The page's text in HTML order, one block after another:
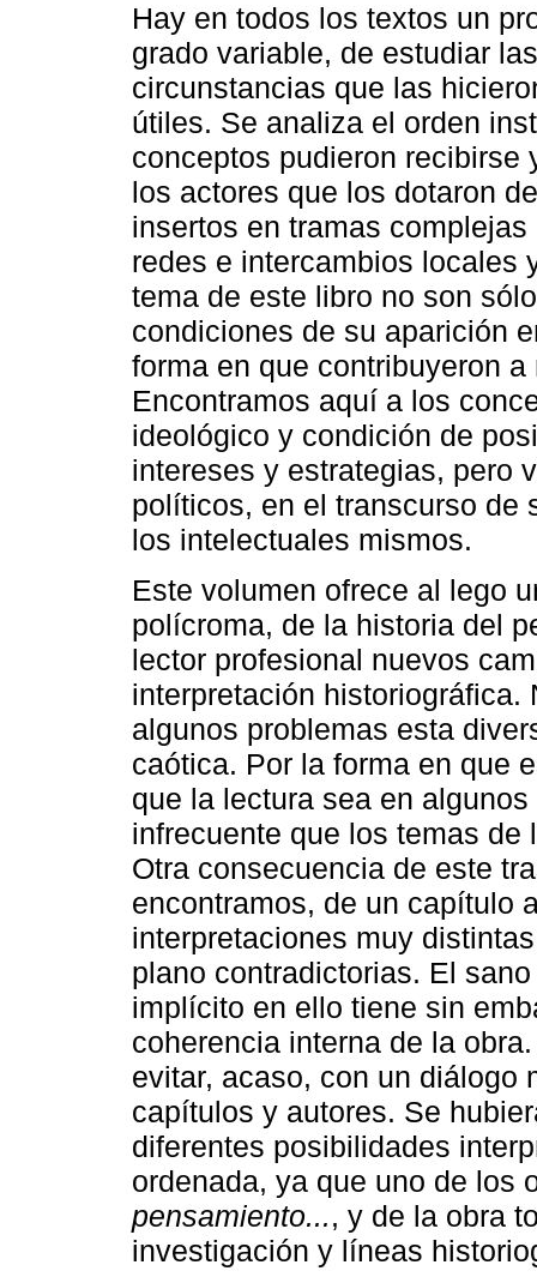
Hay en todos los textos un
grado variable, de estudiar
circunstancias que las
útiles. Se analiza el orden
conceptos pudieron recibirse
los actores que los dotaron
insertos en tramas
redes e intercambios locales
tema de este libro no son
condiciones de su aparición
forma en que contribuyeron
Encontramos aquí a los
ideológico y condición de
intereses y estrategias, pero
políticos, en el transcurso de
los intelectuales mismos.
Este volumen ofrece al lego
polícroma, de la historia del
lector profesional nuevos
interpretación historiográfica.
algunos problemas esta
caótica. Por la forma en que
que la lectura sea en
infrecuente que los temas
Otra consecuencia de este
encontramos, de un capítulo
interpretaciones muy
plano contradictorias. El
implícito en ello tiene sin
coherencia interna de la
evitar, acaso, con un diálogo
capítulos y autores. Se
diferentes posibilidades
ordenada, ya que uno de los
pensamiento..., y de la obra
investigación y líneas